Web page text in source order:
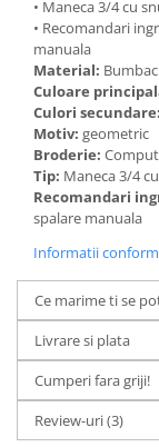
• Maneca 3/4 cu
• Recomandari
manuala
Material: Bumbac
Culoare
Culori secundare:
Motiv: geometric
Broderie:
Tip: Maneca 3/4
Recomandari
spalare manuala
Informatii
Ce marime ti se
Livrare si plata
Cumperi fara griji!
Review-uri(3)